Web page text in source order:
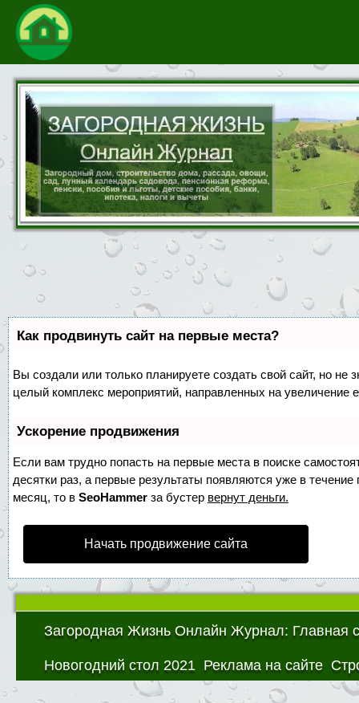
Как продвинуть сайт на первые места?
Вы создали или только планируете создать свой сайт, но не
целый комплекс мероприятий, направленных на увеличение
Ускорение продвижения
Если вам трудно попасть на первые места в поиске
десятки раз, а первые результаты появляются уже в
месяц, то в SeoHammer за бустер вернут деньги.
Начать продвижение сайта
Загородная Жизнь Онлайн Журнал: Главная
Новогодний стол 2021 Реклама на сайте